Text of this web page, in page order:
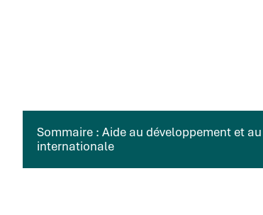
Sommaire : Aide au développement et
internationale